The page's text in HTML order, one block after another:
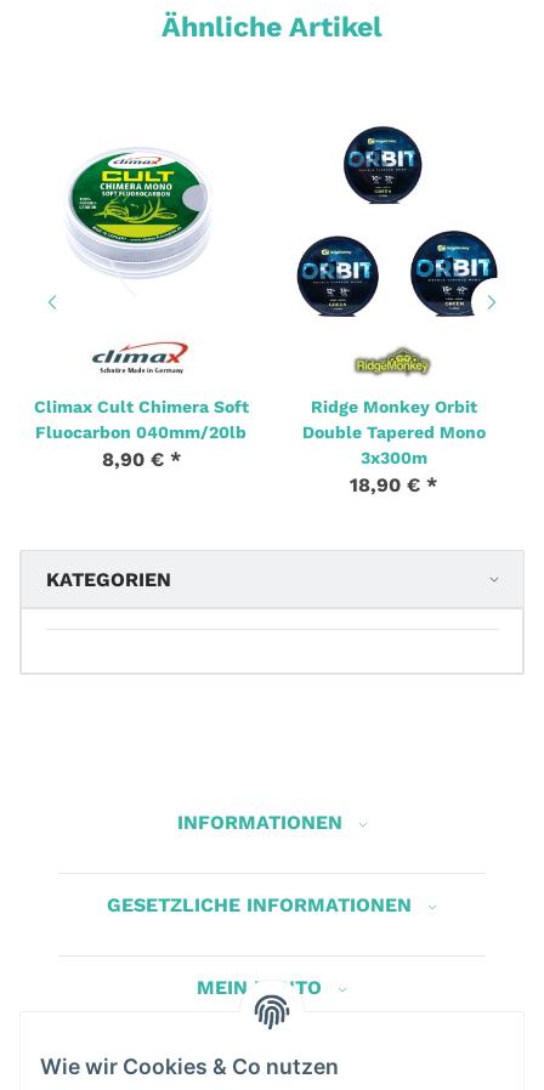
Ähnliche Artikel
Climax Cult Chimera Soft
Fluocarbon 040mm/20lb
8,90 € *
Ridge Monkey Orbit
Double Tapered Mono
3x300m
18,90 € *
KATEGORIEN
INFORMATIONEN
GESETZLICHE INFORMATIONEN
MEIN KONTO
Herbis Anglerladen
Wie wir Cookies & Co nutzen